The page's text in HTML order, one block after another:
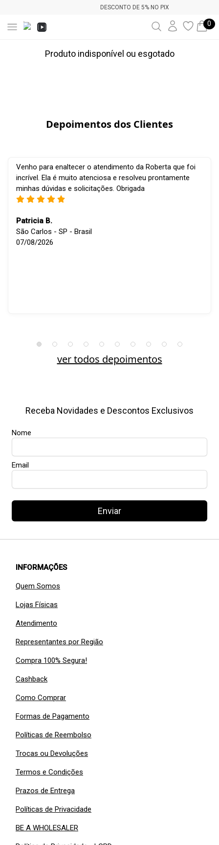
DESCONTO DE 5% NO PIX
0
Produto indisponível ou esgotado
Depoimentos dos Clientes
Venho para enaltecer o atendimento da Roberta que foi
incrível. Ela é muito atenciosa e resolveu prontamente
minhas dúvidas e solicitações. Obrigada
Patricia B.
São Carlos - SP - Brasil
07/08/2026
ver todos depoimentos
Receba Novidades e Descontos Exclusivos
Nome
Email
Enviar
INFORMAÇÕES
Quem Somos
Lojas Físicas
Atendimento
Representantes por Região
Compra 100% Segura!
Cashback
Como Comprar
Formas de Pagamento
Políticas de Reembolso
Trocas ou Devoluções
Termos e Condições
Prazos de Entrega
Políticas de Privacidade
BE A WHOLESALER